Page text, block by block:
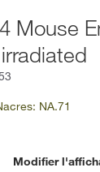
Mouse
NA.71
Modifier